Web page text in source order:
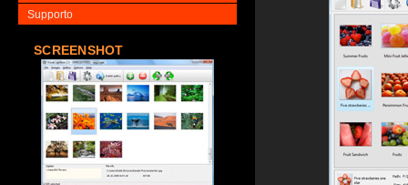
Supporto
SCREENSHOT